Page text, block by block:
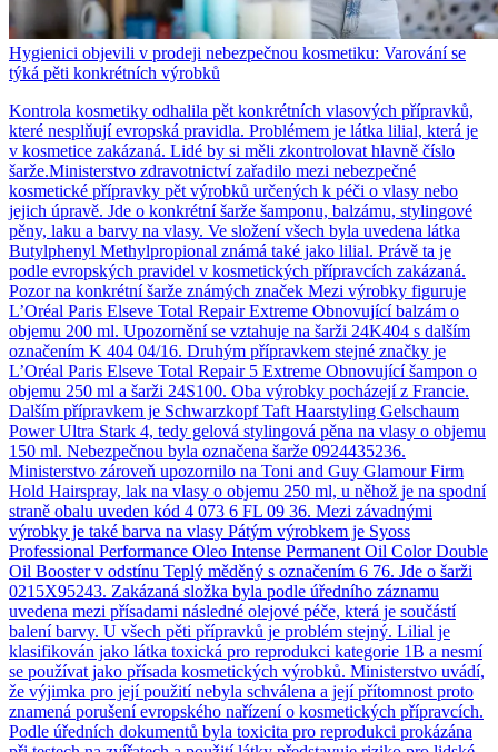
Hygienici objevili v prodeji nebezpečnou kosmetiku: Varování se
týká pěti konkrétních výrobků
Kontrola kosmetiky odhalila pět konkrétních vlasových přípravků,
které nesplňují evropská pravidla. Problémem je látka lilial, která je
v kosmetice zakázaná. Lidé by si měli zkontrolovat hlavně číslo
šarže.Ministerstvo zdravotnictví zařadilo mezi nebezpečné
kosmetické přípravky pět výrobků určených k péči o vlasy nebo
jejich úpravě. Jde o konkrétní šarže šamponu, balzámu, stylingové
pěny, laku a barvy na vlasy. Ve složení všech byla uvedena látka
Butylphenyl Methylpropional známá také jako lilial. Právě ta je
podle evropských pravidel v kosmetických přípravcích zakázaná.
Pozor na konkrétní šarže známých značek Mezi výrobky figuruje
L’Oréal Paris Elseve Total Repair Extreme Obnovující balzám o
objemu 200 ml. Upozornění se vztahuje na šarži 24K404 s dalším
označením K 404 04/16. Druhým přípravkem stejné značky je
L’Oréal Paris Elseve Total Repair 5 Extreme Obnovující šampon o
objemu 250 ml a šarži 24S100. Oba výrobky pocházejí z Francie.
Dalším přípravkem je Schwarzkopf Taft Haarstyling Gelschaum
Power Ultra Stark 4, tedy gelová stylingová pěna na vlasy o objemu
150 ml. Nebezpečnou byla označena šarže 0924435236.
Ministerstvo zároveň upozornilo na Toni and Guy Glamour Firm
Hold Hairspray, lak na vlasy o objemu 250 ml, u něhož je na spodní
straně obalu uveden kód 4 073 6 FL 09 36. Mezi závadnými
výrobky je také barva na vlasy Pátým výrobkem je Syoss
Professional Performance Oleo Intense Permanent Oil Color Double
Oil Booster v odstínu Teplý měděný s označením 6 76. Jde o šarži
0215X95243. Zakázaná složka byla podle úředního záznamu
uvedena mezi přísadami následné olejové péče, která je součástí
balení barvy. U všech pěti přípravků je problém stejný. Lilial je
klasifikován jako látka toxická pro reprodukci kategorie 1B a nesmí
se používat jako přísada kosmetických výrobků. Ministerstvo uvádí,
že výjimka pro její použití nebyla schválena a její přítomnost proto
znamená porušení evropského nařízení o kosmetických přípravcích.
Podle úředních dokumentů byla toxicita pro reprodukci prokázána